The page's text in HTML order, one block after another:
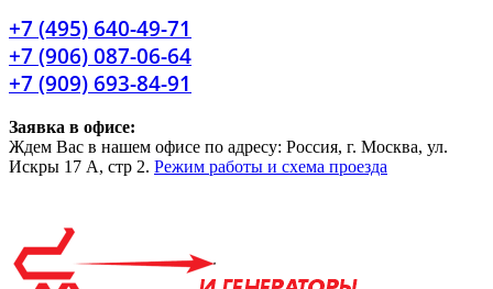
+7 (495) 640-49-71
+7 (906) 087-06-64
+7 (909) 693-84-91
Заявка в офисе:
Ждем Вас в нашем офисе по адресу: Россия, г. Москва, ул.
Искры 17 А, стр 2. Режим работы и схема проезда